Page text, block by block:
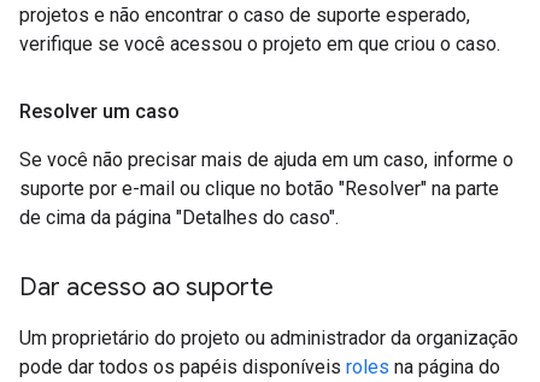
projetos e não encontrar o caso de suporte esperado,
verifique se você acessou o projeto em que criou o caso.
Resolver um caso
Se você não precisar mais de ajuda em um caso, informe o
suporte por e-mail ou clique no botão "Resolver" na parte
de cima da página "Detalhes do caso".
Dar acesso ao suporte
Um proprietário do projeto ou administrador da organização
pode dar todos os papéis disponíveis roles na página do